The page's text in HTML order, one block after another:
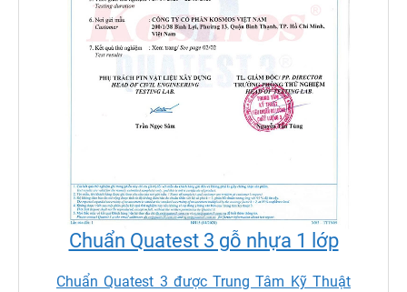
Chuẩn Quatest 3 gỗ nhựa 1 lớp
Chuẩn Quatest 3 được Trung Tâm Kỹ Thuật